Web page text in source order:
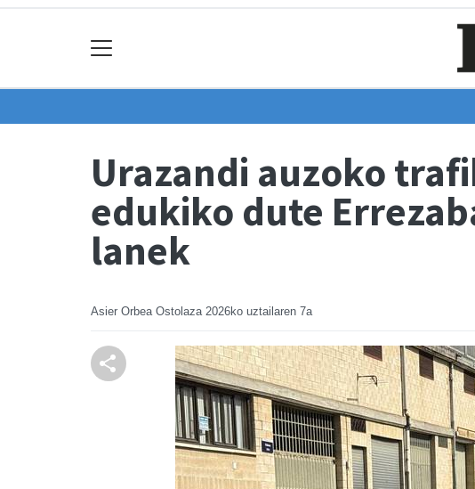
Urazandi auzoko
edukiko dute
lanek
Asier Orbea Ostolaza 2026ko uztailaren 7a